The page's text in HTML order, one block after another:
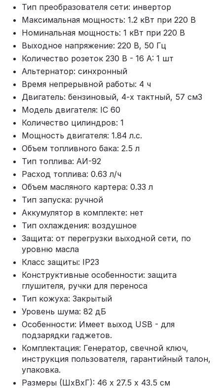
Тип преобразователя сети: инвертор
Максимальная мощность: 1.2 кВт при 220 В
Номинальная мощность: 1 кВт при 220 В
Выходное напряжение: 220 В, 50 Гц
Количество розеток 230 В - 16 А: 1 шт
Альтернатор: синхронный
Время непрерывной работы: 4 ч
Двигатель: бензиновый, 4-х тактный, 57 см3
Модель двигателя: IC 60
Количество цилиндров: 1
Мощность двигателя: 1.84 л.с.
Объем топливного бака: 2.5 л
Тип топлива: АИ-92
Расход топлива: 0.63 л/ч
Объем масляного картера: 0.33 л
Тип запуска: ручной
Аккумулятор в комплекте: нет
Тип охлаждения: воздушное
Защита: от перегрузки выходной сети, по
уровню масла
Класс защиты: IP23
Конструктивные особенности: защита
глушителя, ручки для переноса
Тип кожуха: Закрытый
Уровень шума: 82 дБ
Особенности: Имеет выход USB - для
подзарядки гаджетов.
Комплектация: Генератор, свечной ключ,
инструкция пользователя, гарантийный талон,
упаковка.
Размеры (ШхВхГ): 46 х 27.5 х 43.5 см